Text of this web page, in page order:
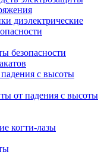
диэлектрические
безопасности
с высоты
от падения с высоты
когти-лазы